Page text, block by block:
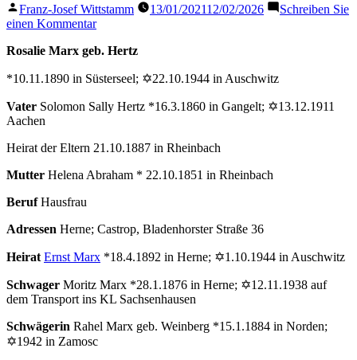
Veröffentlicht
von
Franz-Josef Wittstamm 13/01/202112/02/2026
Schreiben Sie
einen Kommentarzu
Rosalie
Rosalie Marx geb. Hertz
*10.11.1890 in Süsterseel; ✡22.10.1944 in Auschwitz
Vater Solomon Sally Hertz *16.3.1860 in Gangelt; ✡13.12.1911
Aachen
Heirat der Eltern 21.10.1887 in Rheinbach
Mutter Helena Abraham * 22.10.1851 in Rheinbach
BerufHausfrau
Adressen Herne; Castrop, Bladenhorster Straße 36
Heirat Ernst Marx *18.4.1892 in Herne; ✡1.10.1944 in Auschwitz
Schwager Moritz Marx *28.1.1876 in Herne; ✡12.11.1938 auf
dem Transport ins KL Sachsenhausen
Schwägerin Rahel Marx geb. Weinberg *15.1.1884 in Norden;
✡1942 in Zamosc